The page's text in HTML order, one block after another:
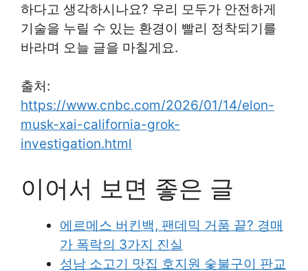
하다고 생각하시나요? 우리 모두가 안전하게
기술을 누릴 수 있는 환경이 빨리 정착되기를
바라며 오늘 글을 마칠게요.
출처:
https://www.cnbc.com/2026/01/14/elon-
musk-xai-california-grok-
investigation.html
이어서 보면 좋은 글
에르메스 버킨백, 팬데믹 거품 끝? 경매
가 폭락의 3가지 진실
성남 소고기 맛집 호지원 숯불구이 판교